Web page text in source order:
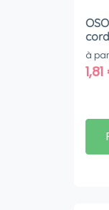
à
1,81